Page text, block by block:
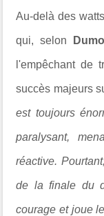
Au-delà des
qui, selon
l'empêchant de
succès majeurs
est toujours
paralysant,
réactive.
de la finale du
courage et joue